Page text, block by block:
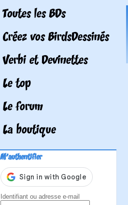
Toutes les BDs
Créez vos BirdsDessinés
Verbi et Devinettes
Le top
Le forum
La boutique
M'authentifier
Identifiant ou adresse e-mail